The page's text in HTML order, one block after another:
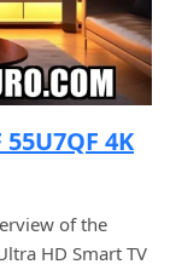
4K
of the
HD Smart TV